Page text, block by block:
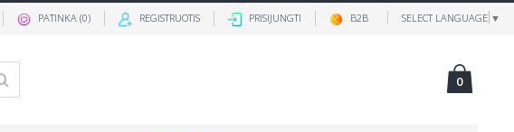
PATINKA (0) REGISTRUOTIS PRISIJUNGTI B2B SELECT LANGUAGE ▼
0